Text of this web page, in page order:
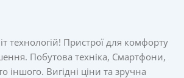
технологій! Пристрої для комфорту
Побутова техніка, Смартфони,
іншого. Вигідні ціни та зручна